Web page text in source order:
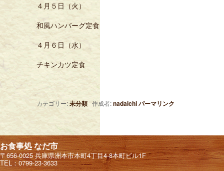
４月５日（火）
和風ハンバーグ定食
４月６日（水）
チキンカツ定食
カテゴリー:未分類 作成者:nadaichiパーマリンク
お食事処 なだ市
〒656-0025 兵庫県洲本市本町4丁目4-8本町ビル1F
TEL：0799-23-3633